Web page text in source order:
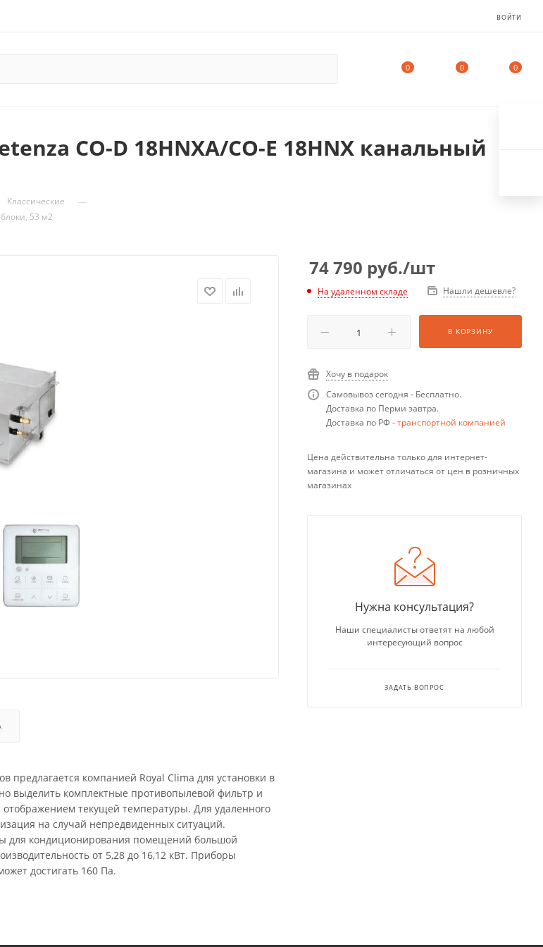
ВОЙТИ
0 0 0
CO-D 18HNXA/CO-E 18HNX канальный
Классические —
53 м2
предлагается компанией Royal Clima для установки в
выделить комплектные противопылевой фильтр и
текущей температуры. Для удаленного
на случай непредвиденных ситуаций.
для кондиционирования помещений большой
от 5,28 до 16,12 кВт. Приборы
достигать 160 Па.
74 790 руб./шт
На удаленном складе Нашли дешевле?
В КОРЗИНУ
Хочу в подарок
Самовывоз сегодня - Бесплатно.
Доставка по Перми завтра.
Доставка по РФ -транспортной компанией
Цена действительна только для интернет-
магазина и может отличаться от цен в розничных
магазинах
Нужна консультация?
Наши специалисты ответят на любой
интересующий вопрос
ЗАДАТЬ ВОПРОС